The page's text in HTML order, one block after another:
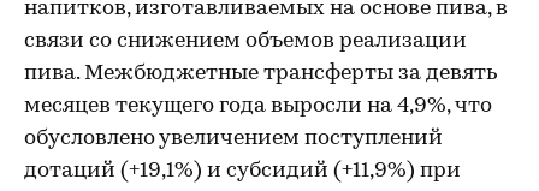
напитков, изготавливаемых на основе пива, в
связи со снижением объемов реализации
пива. Межбюджетные трансферты за девять
месяцев текущего года выросли на 4,9%, что
обусловлено увеличением поступлений
дотаций (+19,1%) и субсидий (+11,9%) при